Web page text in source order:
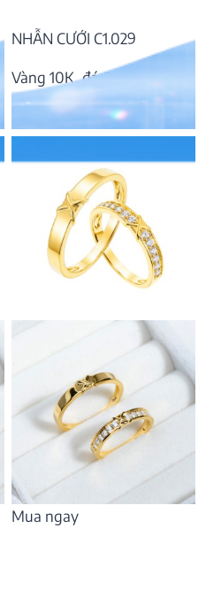
NHẪN CƯỚI C1.029
Vàng 10K, đá CZ
8.099.000₫
Mua ngay